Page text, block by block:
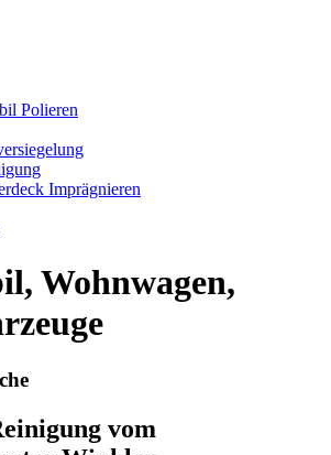
Polieren
Imprägnieren
Wohnwagen,
vom